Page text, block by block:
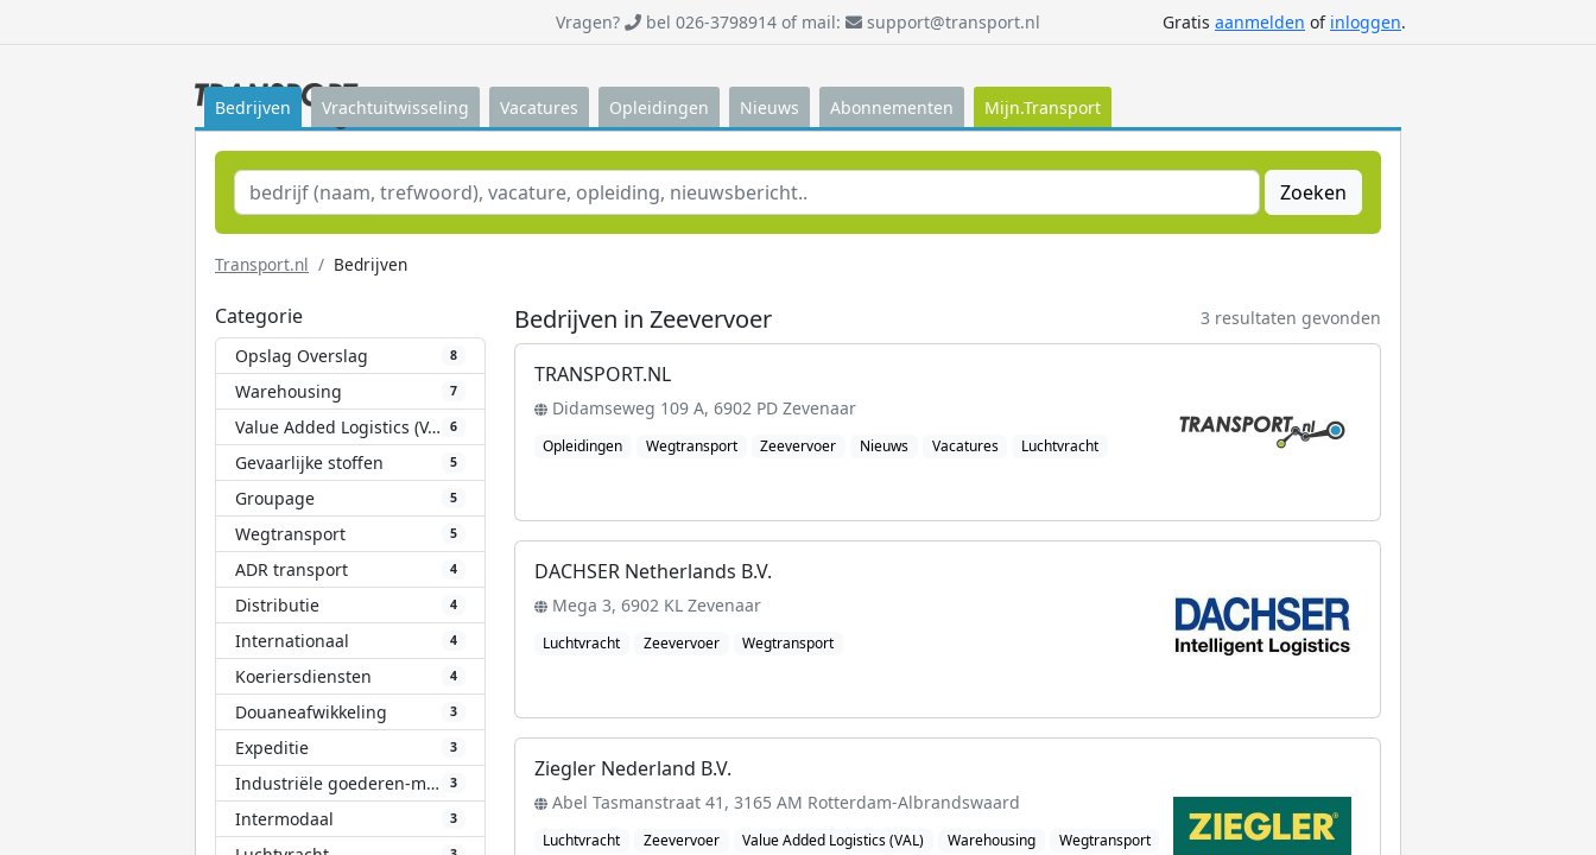
Vragen? bel 026-3798914 of mail: support@transport.nl Gratis aanmelden of inloggen.
Bedrijven Vrachtuitwisseling Vacatures Opleidingen Nieuws Abonnementen Mijn.Transport
Zoeken
Transport.nl Bedrijven
Categorie
Opslag Overslag 8
Warehousing 7
Value Added Logistics (VAL) 6
Gevaarlijke stoffen 5
Groupage 5
Wegtransport 5
ADR transport 4
Distributie 4
Internationaal 4
Koeriersdiensten 4
Douaneafwikkeling 3
Expeditie 3
Industriële goederen-materialen 3
Intermodaal 3
3 resultaten gevonden
Bedrijven in Zeevervoer
TRANSPORT.NL
Didamseweg 109 A, 6902 PD Zevenaar
Opleidingen Wegtransport Zeevervoer Nieuws Vacatures Luchtvracht
DACHSER Netherlands B.V.
Mega 3, 6902 KL Zevenaar
Luchtvracht Zeevervoer Wegtransport
Ziegler Nederland B.V.
Abel Tasmanstraat 41, 3165 AM Rotterdam-Albrandswaard
Luchtvracht Zeevervoer Value Added Logistics (VAL) Warehousing
Wegtransport